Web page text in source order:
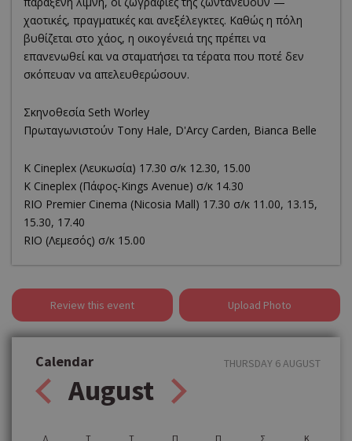
χαοτικές, πραγματικές και ανεξέλεγκτες. Καθώς η πόλη
βυθίζεται στο χάος, η οικογένειά της πρέπει να
επανενωθεί και να σταματήσει τα τέρατα που ποτέ δεν
σκόπευαν να απελευθερώσουν.
Σκηνοθεσία Seth Worley
Πρωταγωνιστούν Tony Hale, D'Arcy Carden, Bianca Belle
K Cineplex (Λευκωσία) 17.30 σ/κ 12.30, 15.00
K Cineplex (Πάφος-Kings Avenue) σ/κ 14.30
RΙΟ Premier Cinema (Νicosia Mall) 17.30 σ/κ 11.00, 13.15,
15.30, 17.40
RIO (Λεμεσός) σ/κ 15.00
Review this event Upload Photo
Calendar
August
THURSDAY 6 AUGUST
Δ Τ Τ Π Π Σ Κ